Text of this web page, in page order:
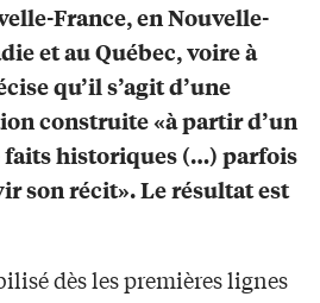
France, en Nouvelle-
et au Québec, voire à
qu’il s’agit d’une
construite «à partir d’un
historiques (…) parfois
son récit». Le résultat est
dès les premières lignes